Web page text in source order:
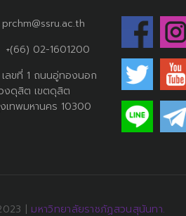
prchm@ssru.ac.th
+(66) 02-1601200
เลขที่ 1 ถนนอู่ทองนอก
งดุสิต เขตดุสิต
เทพมหานคร 10300
| มหาวิทยาลัยราชภัฏสวนสุนันทา.